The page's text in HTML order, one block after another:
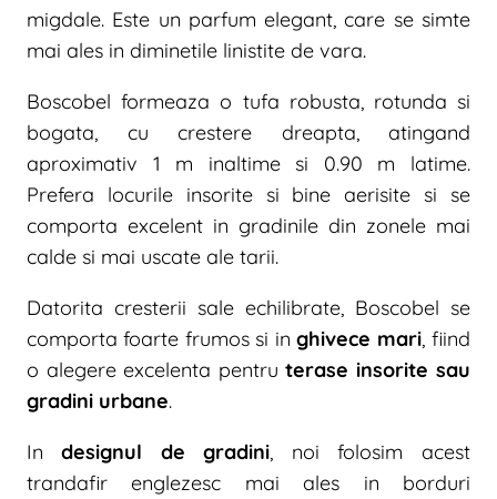
migdale. Este un parfum elegant, care se simte
mai ales in diminetile linistite de vara.
Boscobel formeaza o tufa robusta, rotunda si
bogata, cu crestere dreapta, atingand
aproximativ 1 m inaltime si 0.90 m latime.
Prefera locurile insorite si bine aerisite si se
comporta excelent in gradinile din zonele mai
calde si mai uscate ale tarii.
Datorita cresterii sale echilibrate, Boscobel se
comporta foarte frumos si in ghivece mari, fiind
o alegere excelenta pentru terase insorite sau
gradini urbane.
In designul de gradini, noi folosim acest
trandafir englezesc mai ales in borduri